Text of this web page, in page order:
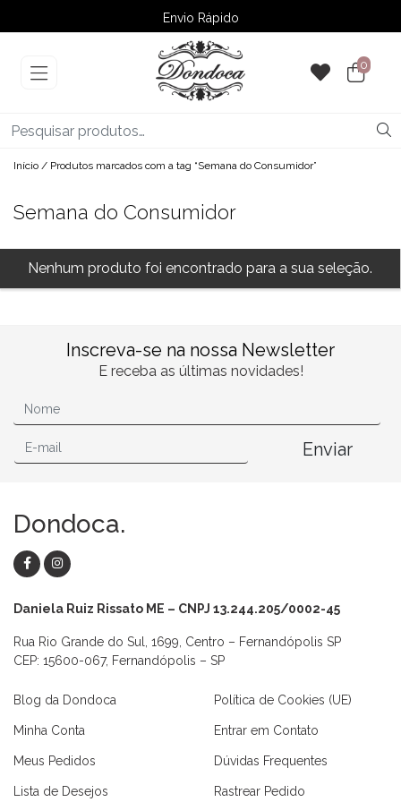
Envio Rápido
➚ Ofertas– Até 60% OFF
0
Início / Produtos marcados com a tag “Semana do Consumidor”
Semana do Consumidor
Nenhum produto foi encontrado para a sua seleção.
Inscreva-se na nossa Newsletter
E receba as últimas novidades!
Enviar
Dondoca.
Daniela Ruiz Rissato ME – CNPJ 13.244.205/0002-45
Rua Rio Grande do Sul, 1699, Centro – Fernandópolis SP
CEP: 15600-067, Fernandópolis – SP
Blog da Dondoca
Minha Conta
Meus Pedidos
Lista de Desejos
Política de Cookies (UE)
Entrar em Contato
Dúvidas Frequentes
Rastrear Pedido